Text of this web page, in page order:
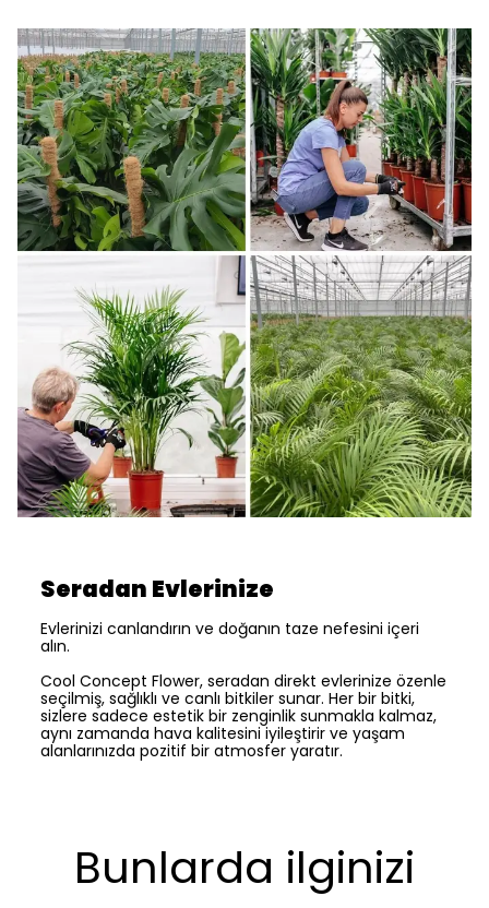
Seradan Evlerinize
Evlerinizi canlandırın ve doğanın taze nefesini içeri
alın.
Cool Concept Flower, seradan direkt evlerinize özenle
seçilmiş, sağlıklı ve canlı bitkiler sunar. Her bir bitki,
sizlere sadece estetik bir zenginlik sunmakla kalmaz,
aynı zamanda hava kalitesini iyileştirir ve yaşam
alanlarınızda pozitif bir atmosfer yaratır.
Bunlarda ilginizi